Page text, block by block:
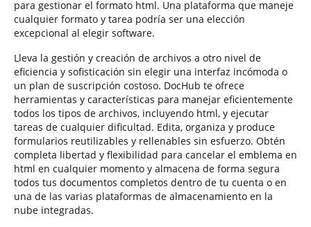
para gestionar el formato html. Una plataforma que maneje
cualquier formato y tarea podría ser una elección
excepcional al elegir software.
Lleva la gestión y creación de archivos a otro nivel de
eficiencia y sofisticación sin elegir una interfaz incómoda o
un plan de suscripción costoso. DocHub te ofrece
herramientas y características para manejar eficientemente
todos los tipos de archivos, incluyendo html, y ejecutar
tareas de cualquier dificultad. Edita, organiza y produce
formularios reutilizables y rellenables sin esfuerzo. Obtén
completa libertad y flexibilidad para cancelar el emblema en
html en cualquier momento y almacena de forma segura
todos tus documentos completos dentro de tu cuenta o en
una de las varias plataformas de almacenamiento en la
nube integradas.